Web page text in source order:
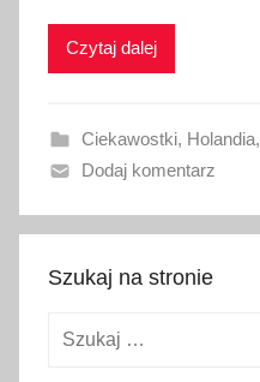
i
a
n
4
k
Czytaj dalej
Ciekawostki, Holandia,
Dodaj komentarz
Szukaj na stronie
Szukaj: